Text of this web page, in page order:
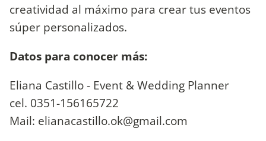
creatividad al máximo para crear tus eventos
súper personalizados.
Datos para conocer más:
Eliana Castillo - Event & Wedding Planner
cel. 0351-156165722
Mail: elianacastillo.ok@gmail.com